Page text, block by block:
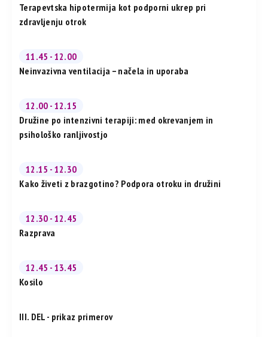
Terapevtska hipotermija kot podporni ukrep pri
zdravljenju otrok
11.45 - 12.00
Neinvazivna ventilacija – načela in uporaba
12.00 - 12.15
Družine po intenzivni terapiji: med okrevanjem in
psihološko ranljivostjo
12.15 - 12.30
Kako živeti z brazgotino? Podpora otroku in družini
12.30 - 12.45
Razprava
12.45 - 13.45
Kosilo
III. DEL - prikaz primerov